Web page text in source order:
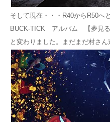
そして現在・・・R40からR50へ
BUCK-TICK アルバム 【夢見
と変わりました。まだまだ村さん